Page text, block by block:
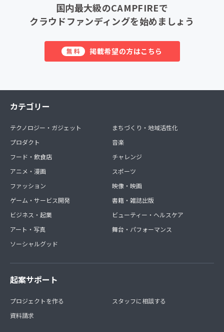
国内最大級のCAMPFIREで
クラウドファンディングを始めましょう
無料 掲載希望の方はこちら
カテゴリー
テクノロジー・ガジェット
プロダクト
フード・飲食店
アニメ・漫画
ファッション
ゲーム・サービス開発
ビジネス・起業
アート・写真
ソーシャルグッド
まちづくり・地域活性化
音楽
チャレンジ
スポーツ
映像・映画
書籍・雑誌出版
ビューティー・ヘルスケア
舞台・パフォーマンス
起案サポート
プロジェクトを作る
資料請求
スタッフに相談する